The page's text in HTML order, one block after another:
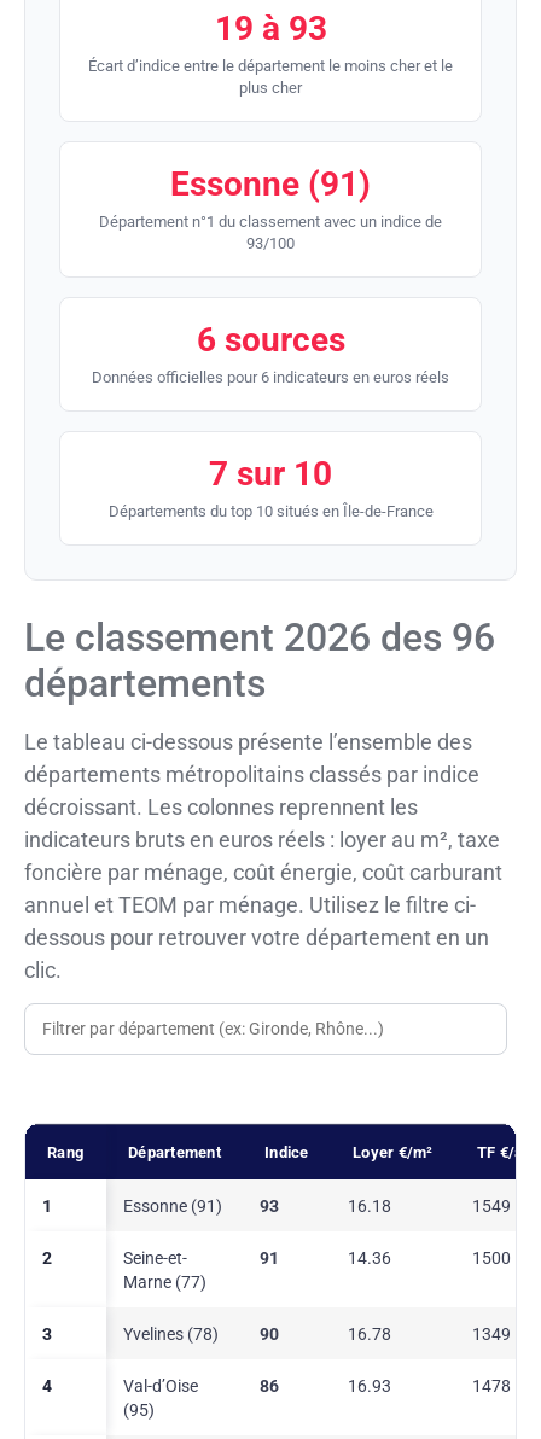
19 à 93
Écart d’indice entre le département le moins cher et le
plus cher
Essonne (91)
Département n°1 du classement avec un indice de
93/100
6 sources
Données officielles pour 6 indicateurs en euros réels
7 sur 10
Départements du top 10 situés en Île-de-France
Le classement 2026 des 96
départements
Le tableau ci-dessous présente l’ensemble des
départements métropolitains classés par indice
décroissant. Les colonnes reprennent les
indicateurs bruts en euros réels : loyer au m², taxe
foncière par ménage, coût énergie, coût carburant
annuel et TEOM par ménage. Utilisez le filtre ci-
dessous pour retrouver votre département en un
clic.
Rang Département Indice Loyer €/m² TF €/an
1 Essonne (91) 93 16.18 1549
2
Seine-et-
Marne (77)
91 14.36 1500
3 Yvelines (78) 90 16.78 1349
4
Val-d’Oise
(95)
86 16.93 1478